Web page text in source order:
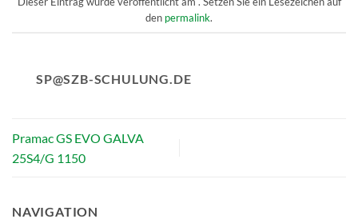
den permalink.
SP@SZB-SCHULUNG.DE
Pramac GS EVO GALVA
25S4/G 1150
NAVIGATION